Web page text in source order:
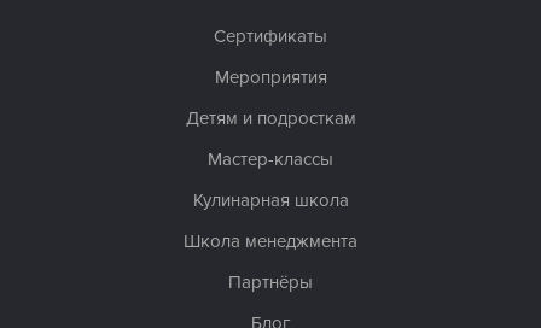
Сертификаты
Мероприятия
Детям и подросткам
Мастер-классы
Кулинарная школа
Школа менеджмента
Партнёры
Блог